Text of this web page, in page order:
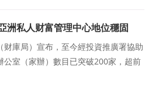
洲私人财富管理中心地位穩固
庫局）宣布，至今經投資推廣署協助
公室（家辦）數目已突破200家，超前
的績效指标，令香港作爲亞洲